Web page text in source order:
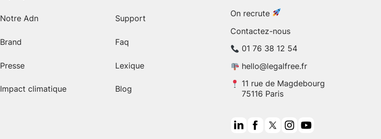
Notre Adn
Brand
Presse
Impact climatique
Support
Faq
Lexique
Blog
On recrute
Contactez-nous
01 76 38 12 54
hello@legalfree.fr
11 rue de Magdebourg
75116 Paris